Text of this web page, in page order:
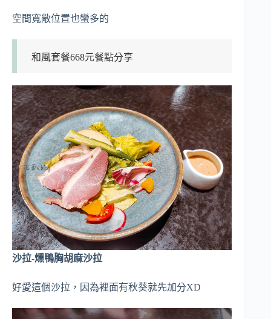
空間寬敞位置也蠻多的
和風套餐668元餐點分享
沙拉-燻鴨胸胡麻沙拉
好愛這個沙拉，因為裡面有秋葵就先加分XD